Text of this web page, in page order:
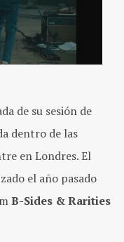
de su sesión de
dentro de las
en Londres. El
el año pasado
B-Sides & Rarities